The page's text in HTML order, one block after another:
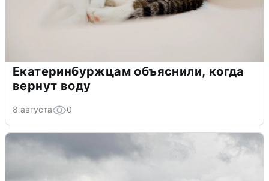
Екатеринбуржцам объяснили, когда
вернут воду
8 августа 0